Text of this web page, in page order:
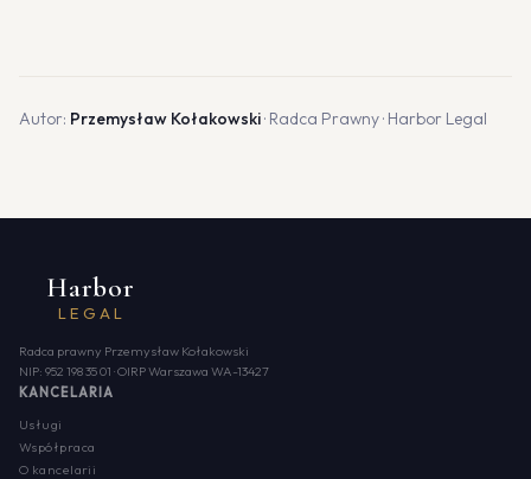
Autor: Przemysław Kołakowski· Radca Prawny · Harbor Legal
LEGAL
Harbor
Radca prawny Przemysław Kołakowski
NIP: 952 198 35 01 · OIRP Warszawa WA-13427
KANCELARIA
Usługi
Współpraca
O kancelarii